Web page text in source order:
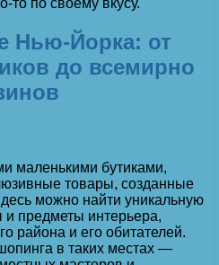
то по своему вкусу.
Нью-Йорка: от
до всемирно
маленькими бутиками,
товары, созданные
можно найти уникальную
и предметы интерьера,
района и его обитателей.
в таких местах —